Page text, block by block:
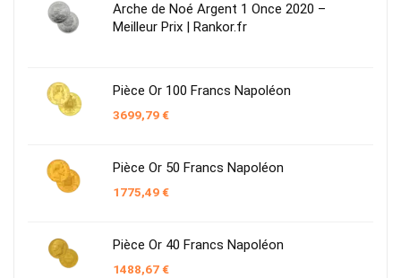
Arche de Noé Argent 1 Once 2020 –
Meilleur Prix | Rankor.fr
Pièce Or 100 Francs Napoléon
3699,79€
Pièce Or 50 Francs Napoléon
1775,49€
Pièce Or 40 Francs Napoléon
1488,67€